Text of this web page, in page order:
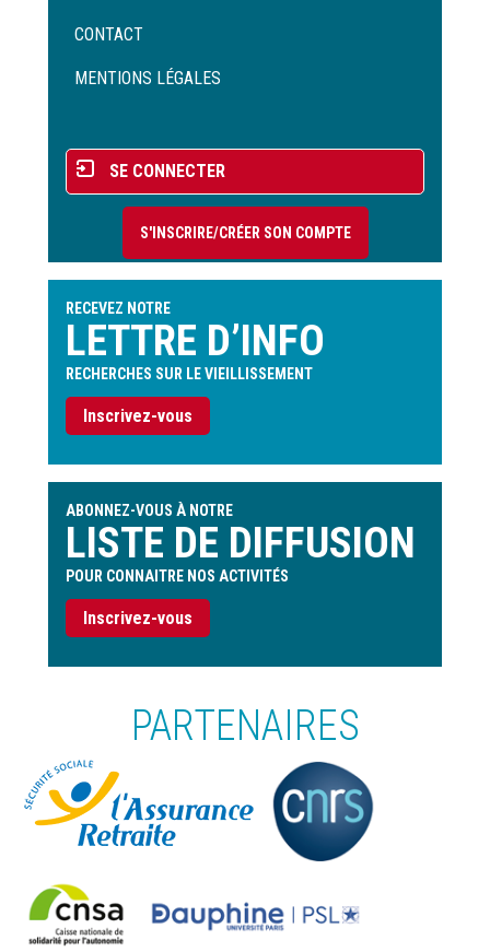
Menu
de
CONTACT
MENTIONS LÉGALES
Menu
du
compte
l'utilisateur
SE CONNECTER
S'INSCRIRE/CRÉER SON COMPTE
RECEVEZ NOTRE
LETTRE D’INFO
RECHERCHES SUR LE VIEILLISSEMENT
Inscrivez-vous
ABONNEZ-VOUS À NOTRE
LISTE DE DIFFUSION
POUR CONNAITRE NOS ACTIVITÉS
Inscrivez-vous
PARTENAIRES